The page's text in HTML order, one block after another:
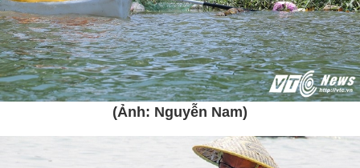
(Ảnh: Nguyễn Nam)